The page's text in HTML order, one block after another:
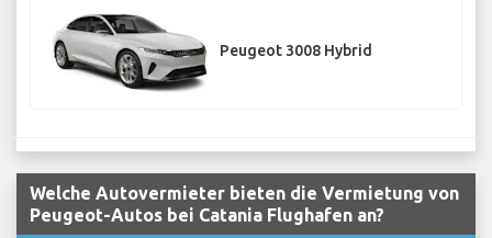
Peugeot 3008 Hybrid
Welche Autovermieter bieten die Vermietung von
Peugeot-Autos bei Catania Flughafen an?